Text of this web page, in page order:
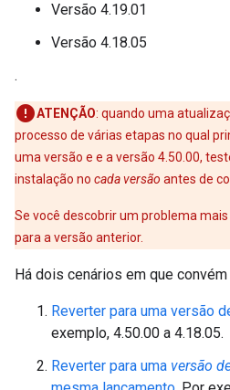
Versão 4.19.01
Versão 4.18.05
.
ATENÇÃO: quando uma
processo de várias etapas no qual
uma versão e e a versão 4.50.00,
instalação no cada versão antes de
Se você descobrir um problema
para a versão anterior.
Há dois cenários em que
Reverter para uma versão
exemplo, 4.50.00 a 4.18.05.
Reverter para uma versão